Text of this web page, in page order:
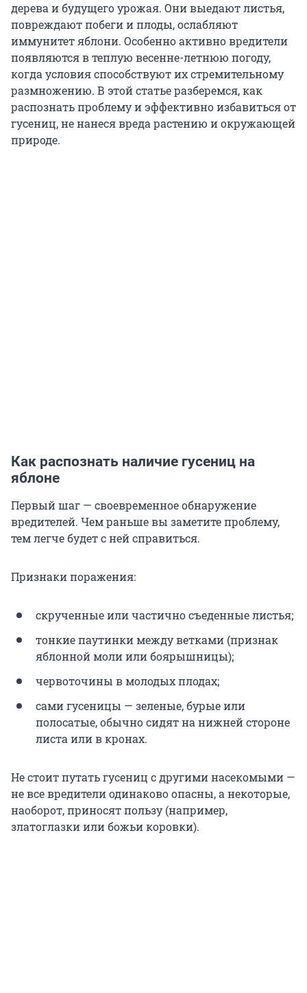
дерева и будущего урожая. Они выедают листья,
повреждают побеги и плоды, ослабляют
иммунитет яблони. Особенно активно вредители
появляются в теплую весенне-летнюю погоду,
когда условия способствуют их стремительному
размножению. В этой статье разберемся, как
распознать проблему и эффективно избавиться от
гусениц, не нанеся вреда растению и окружающей
природе.
Как распознать наличие гусениц на
яблоне
Первый шаг — своевременное обнаружение
вредителей. Чем раньше вы заметите проблему,
тем легче будет с ней справиться.
Признаки поражения:
скрученные или частично съеденные листья;
тонкие паутинки между ветками (признак
яблонной моли или боярышницы);
червоточины в молодых плодах;
сами гусеницы — зеленые, бурые или
полосатые, обычно сидят на нижней стороне
листа или в кронах.
Не стоит путать гусениц с другими насекомыми —
не все вредители одинаково опасны, а некоторые,
наоборот, приносят пользу (например,
златоглазки или божьи коровки).